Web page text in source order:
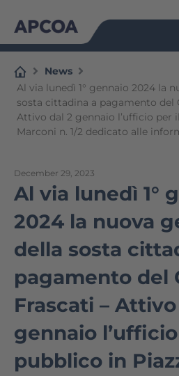
content
News
Al via lunedì 1° gennaio 2024 la
sosta cittadina a pagamento del
Attivo dal 2 gennaio l’ufficio per
Marconi n. 1/2 dedicato alle
December 29, 2023
Al via lunedì 1°
2024 la nuova
della sosta
pagamento del
Frascati –
gennaio
pubblico in